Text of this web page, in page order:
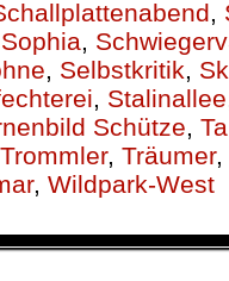
,
,
, Selbstkritik,
, Stalinallee
Schütze,
, Träumer,
, Wildpark-West